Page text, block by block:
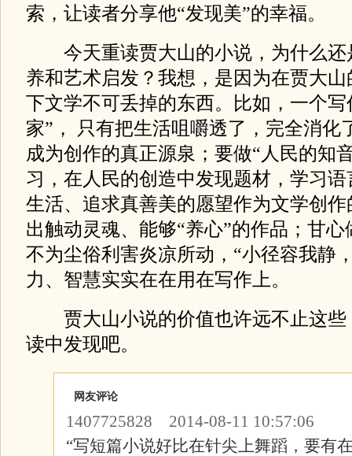
索，让读者分享他“发现美”的幸福。
今天重读贾大山的小说，为什么还
养和艺术启发？我想，是因为在贾大
下文学不可丢掉的东西。比如，一个
家”， 只有把生活咀嚼透了，完全消化
成为创作的真正源泉；要做“人民的知
习，在人民的创造中发现题材，学习
生活、追求真善美的愿望作为文学创
出触动灵魂、能够“养心”的作品；甘心
不为尘俗利害炎凉所动，“小径容我静
力、智慧实实在在用在写作上。
贾大山小说的价值也许远不止这些
读中发现吧。
网友评论
1407725828 2014-08-11 10:57:06
“写短篇小说好比在针尖上舞蹈，要有